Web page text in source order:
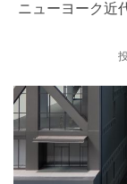
ニューヨーク近